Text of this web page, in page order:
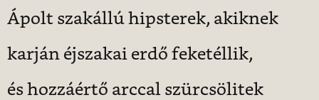
Ápolt szakállú hipsterek, akiknek
karján éjszakai erdő feketéllik,
és hozzáértő arccal szürcsölitek